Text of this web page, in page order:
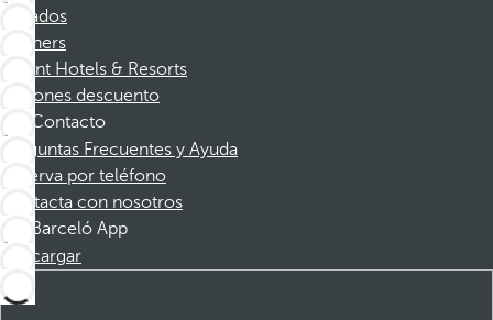
Afiliados
Partners
Dorint Hotels & Resorts
Cupones descuento
Contacto
Preguntas Frecuentes y Ayuda
Reserva por teléfono
Contacta con nosotros
Barceló App
Descargar